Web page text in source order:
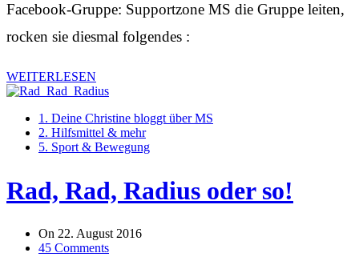
Facebook-Gruppe: Supportzone MS die Gruppe leiten,
rocken sie diesmal folgendes :
WEITERLESEN
1. Deine Christine bloggt über MS
2. Hilfsmittel & mehr
5. Sport & Bewegung
Rad, Rad, Radius oder so!
On 22. August 2016
45 Comments